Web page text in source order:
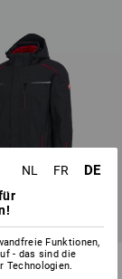
NL FR DE
Funktionen,
- das sind die
Technologien.